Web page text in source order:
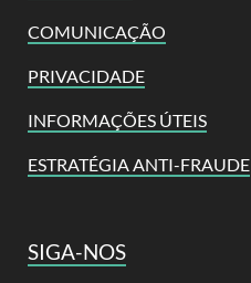
COMUNICAÇÃO
PRIVACIDADE
INFORMAÇÕES ÚTEIS
ESTRATÉGIA ANTI-FRAUDE
SIGA-NOS